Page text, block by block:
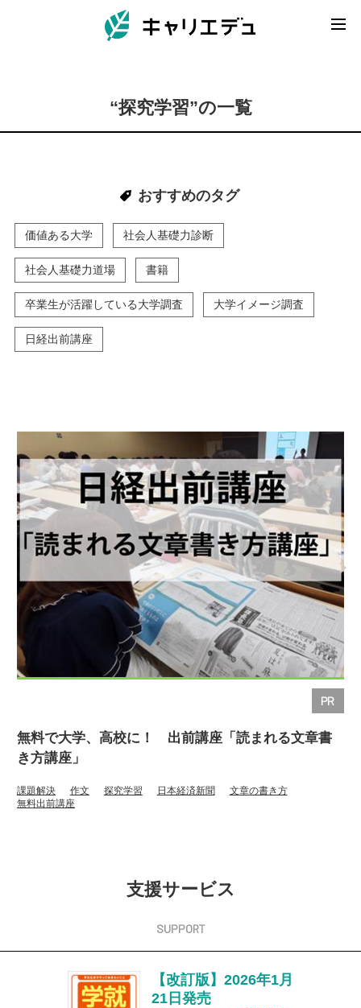
“探究学習”の一覧
おすすめのタグ
価値ある大学 社会人基礎力診断
社会人基礎力道場 書籍
卒業生が活躍している大学調査 大学イメージ調査
日経出前講座
無料で大学、高校に！ 出前講座「読まれる文章書
き方講座」
課題解決 作文 探究学習 日本経済新聞
文章の書き方
無料出前講座
支援サービス
【改訂版】2026年1月
21日発売